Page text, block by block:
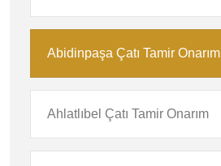
Abidinpaşa Çatı Tamir Onarım
Ahlatlıbel Çatı Tamir Onarım